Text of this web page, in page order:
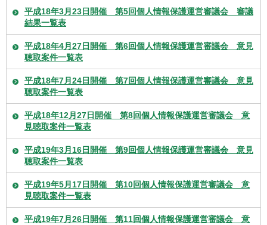
平成18年3月23日開催 第5回個人情報保護運営審議会 審議
結果一覧表
平成18年4月27日開催 第6回個人情報保護運営審議会 意見
聴取案件一覧表
平成18年7月24日開催 第7回個人情報保護運営審議会 意見
聴取案件一覧表
平成18年12月27日開催 第8回個人情報保護運営審議会 意
見聴取案件一覧表
平成19年3月16日開催 第9回個人情報保護運営審議会 意見
聴取案件一覧表
平成19年5月17日開催 第10回個人情報保護運営審議会 意
見聴取案件一覧表
平成19年7月26日開催 第11回個人情報保護運営審議会 意